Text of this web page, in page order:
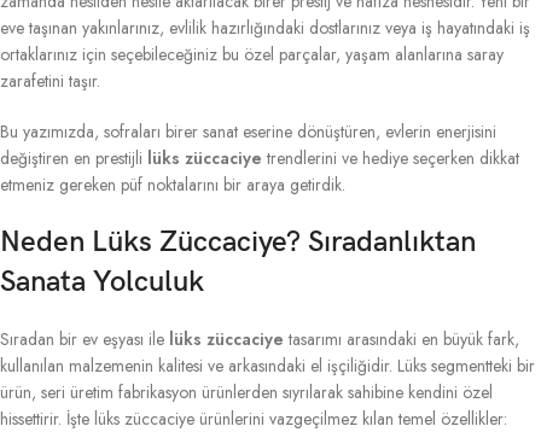
eve taşınan yakınlarınız, evlilik hazırlığındaki dostlarınız veya iş hayatındaki iş
ortaklarınız için seçebileceğiniz bu özel parçalar, yaşam alanlarına saray
zarafetini taşır.
Bu yazımızda, sofraları birer sanat eserine dönüştüren, evlerin enerjisini
değiştiren en prestijli lüks züccaciye trendlerini ve hediye seçerken dikkat
etmeniz gereken püf noktalarını bir araya getirdik.
Neden Lüks Züccaciye? Sıradanlıktan
Sanata Yolculuk
Sıradan bir ev eşyası ile lüks züccaciye tasarımı arasındaki en büyük fark,
kullanılan malzemenin kalitesi ve arkasındaki el işçiliğidir. Lüks segmentteki bir
ürün, seri üretim fabrikasyon ürünlerden sıyrılarak sahibine kendini özel
hissettirir. İşte lüks züccaciye ürünlerini vazgeçilmez kılan temel özellikler: